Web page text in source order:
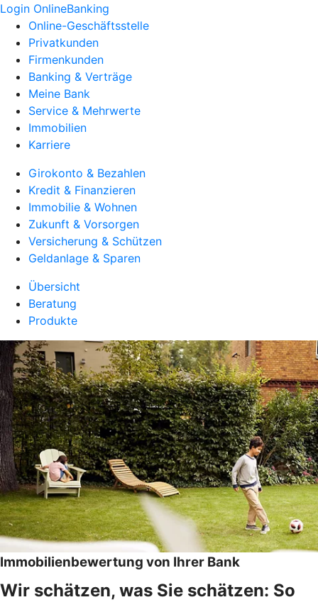
Login OnlineBanking
Online-Geschäftsstelle
Privatkunden
Firmenkunden
Banking & Verträge
Meine Bank
Service & Mehrwerte
Immobilien
Karriere
Girokonto & Bezahlen
Kredit & Finanzieren
Immobilie & Wohnen
Zukunft & Vorsorgen
Versicherung & Schützen
Geldanlage & Sparen
Übersicht
Beratung
Produkte
Immobilienbewertung von Ihrer Bank
Wir schätzen, was Sie schätzen: So